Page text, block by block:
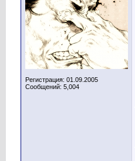
Регистрация: 01.09.2005
Сообщений: 5,004